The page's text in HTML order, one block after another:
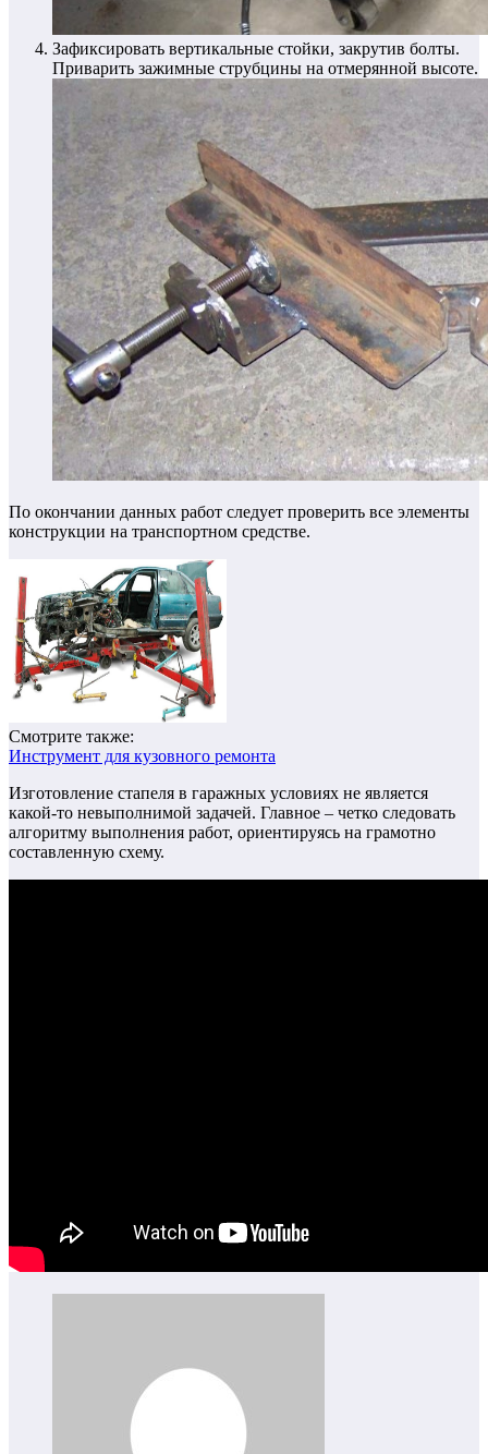
Зафиксировать вертикальные стойки, закрутив болты.
Приварить зажимные струбцины на отмерянной высоте.
По окончании данных работ следует проверить все элементы
конструкции на транспортном средстве.
Смотрите также:
Инструмент для кузовного ремонта
Изготовление стапеля в гаражных условиях не является
какой-то невыполнимой задачей. Главное – четко следовать
алгоритму выполнения работ, ориентируясь на грамотно
составленную схему.